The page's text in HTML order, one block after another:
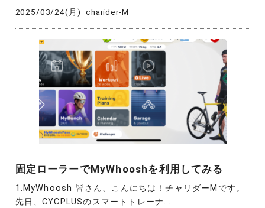
2025/03/24(月) charider-M
固定ローラーでMyWhooshを利用してみる
1.MyWhoosh 皆さん、こんにちは！チャリダーMです。
先日、CYCPLUSのスマートトレーナ...